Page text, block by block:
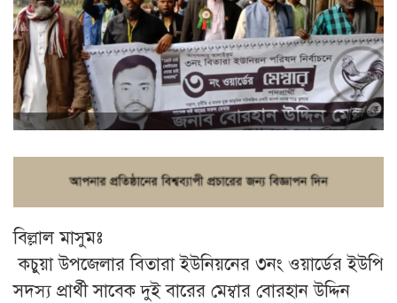
বিল্লাল মাসুমঃ
কচুয়া উপজেলার বিতারা ইউনিয়নের ৩নং ওয়ার্ডের ইউপি
সদস্য প্রার্থী সাবেক দুই বারের মেম্বার বোরহান উদ্দিন